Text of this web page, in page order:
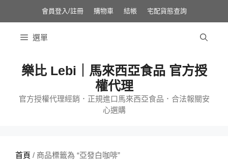
會員登入/註冊 購物車 結帳 宅配貨態查詢
選單
樂比 Lebi｜馬來西亞食品 官方授
權代理
官方授權代理經銷．正規進口馬來西亞食品．合法報關安
心選購
首頁 / 商品標籤為 “亞發白咖啡”